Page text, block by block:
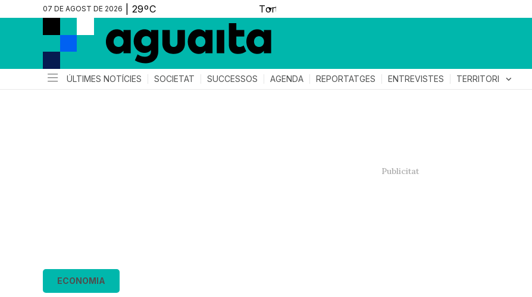
07 DE AGOST DE 2026 ▼
ÚLTIMES NOTÍCIES SOCIETAT SUCCESSOS AGENDA REPORTATGES ENTREVISTES TERRITORI expand_more
ECONOMIA